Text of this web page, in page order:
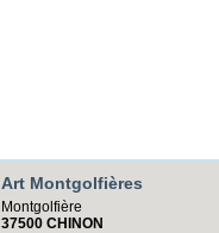
Art Montgolfières
Montgolfière
37500 CHINON